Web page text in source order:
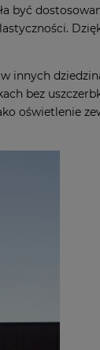
być
innych
bez
oświetlenie